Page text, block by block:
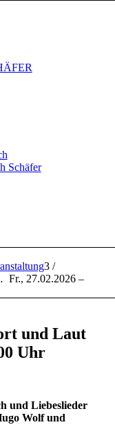
Schäfer
3 /
27.02.2026 –
und Laut
Uhr
und Liebeslieder
Wolf und